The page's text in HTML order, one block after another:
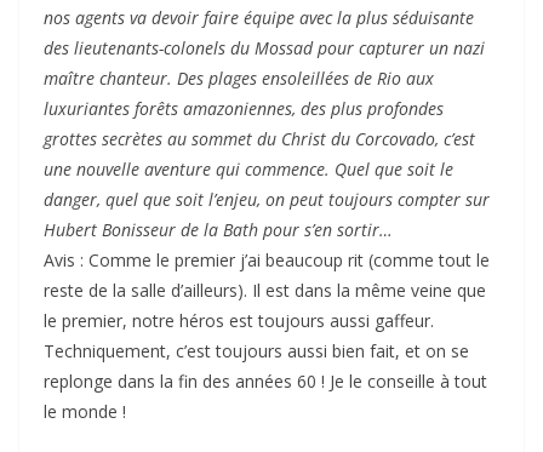
nos agents va devoir faire équipe avec la plus séduisante
des lieutenants-colonels du Mossad pour capturer un nazi
maître chanteur. Des plages ensoleillées de Rio aux
luxuriantes forêts amazoniennes, des plus profondes
grottes secrètes au sommet du Christ du Corcovado, c’est
une nouvelle aventure qui commence. Quel que soit le
danger, quel que soit l’enjeu, on peut toujours compter sur
Hubert Bonisseur de la Bath pour s’en sortir…
Avis : Comme le premier j’ai beaucoup rit (comme tout le
reste de la salle d’ailleurs). Il est dans la même veine que
le premier, notre héros est toujours aussi gaffeur.
Techniquement, c’est toujours aussi bien fait, et on se
replonge dans la fin des années 60 ! Je le conseille à tout
le monde !